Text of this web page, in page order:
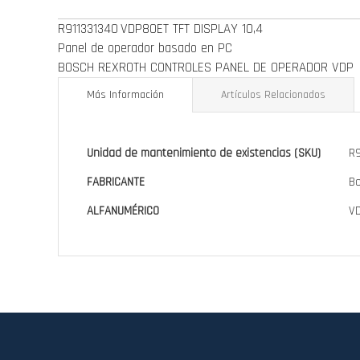
la
galería
de
imágenes
R911331340VDP80ET TFT DISPLAY 10,4
Panel de operador basado en PC
BOSCH REXROTH CONTROLES PANEL DE OPERADOR VDP
Más Información
Más
Unidad de mantenimiento de existencias (SKU)
FABRICANTE
ALFANUMÉRICO
Artículos Relacionados